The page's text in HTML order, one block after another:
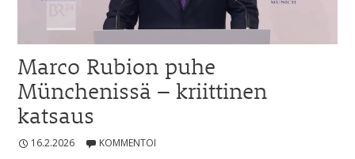
Marco Rubion puhe
Münchenissä – kriittinen
katsaus
16.2.2026 KOMMENTOI